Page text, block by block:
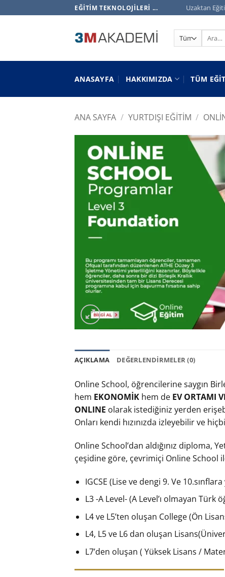
atla
EĞITIM TEKNOLOJILERI ... Uzaktan
Ara:
ANASAYFA HAKKIMIZDA TÜM
ANA SAYFA / YURTDIŞI EĞITIM /
AÇIKLAMA DEĞERLENDIRMELER (0)
Online School, öğrencilerine saygın
hem EKONOMİK hem de EV ORTAMI
ONLINE olarak istediğiniz yerden
Onları kendi hızınızda izleyebilir ve
Online School’dan aldığınız diploma,
çeşidine göre, çevrimiçi Online School
IGCSE (Lise ve dengi 9. Ve
L3 -A Level- (A Level’ı olmayan
L4 ve L5’ten oluşan College (Ön
L4, L5 ve L6 dan oluşan
L7’den oluşan ( Yüksek Lisans /